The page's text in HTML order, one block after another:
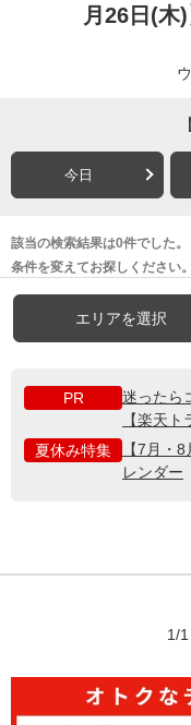
月26日(木
今日
該当の検索結果は0件でした。
条件を変えてお探しください。
エリアを選択
PR
迷ったら
【楽天ト
夏休み特集
【7月・
レンダー
1/1